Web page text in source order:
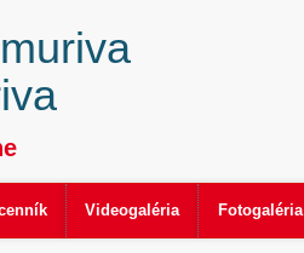
Videogaléria Fotogaléria